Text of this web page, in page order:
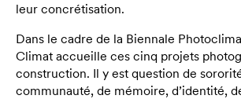
leur concrétisation.
Dans le cadre de la Biennale
Climat accueille ces cinq projets
construction. Il y est question de
communauté, de mémoire, d’identité,